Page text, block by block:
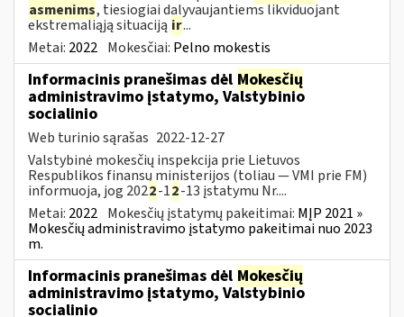
asmenims, tiesiogiai dalyvaujantiems likviduojant
ekstremaliąją situaciją ir...
Metai: 2022 Mokesčiai: Pelno mokestis
Informacinis pranešimas dėl Mokesčių
administravimo įstatymo, Valstybinio
socialinio
Web turinio sąrašas 2022-12-27
Valstybinė mokesčių inspekcija prie Lietuvos
Respublikos finansų ministerijos (toliau — VMI prie FM)
informuoja, jog 2022-12-13 įstatymu Nr....
Metai: 2022 Mokesčių įstatymų pakeitimai: MĮP 2021 »
Mokesčių administravimo įstatymo pakeitimai nuo 2023
m.
Informacinis pranešimas dėl Mokesčių
administravimo įstatymo, Valstybinio
socialinio